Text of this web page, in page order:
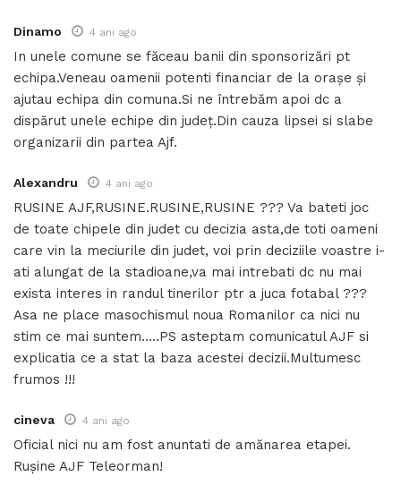
Dinamo 4 ani ago
In unele comune se făceau banii din sponsorizări pt
echipa.Veneau oamenii potenti financiar de la orașe și
ajutau echipa din comuna.Si ne întrebăm apoi dc a
dispărut unele echipe din județ.Din cauza lipsei si slabe
organizarii din partea Ajf.
Alexandru 4 ani ago
RUSINE AJF,RUSINE.RUSINE,RUSINE ??? Va bateti joc
de toate chipele din judet cu decizia asta,de toti oameni
care vin la meciurile din judet, voi prin deciziile voastre i-
ati alungat de la stadioane,va mai intrebati dc nu mai
exista interes in randul tinerilor ptr a juca fotabal ???
Asa ne place masochismul noua Romanilor ca nici nu
stim ce mai suntem…..PS asteptam comunicatul AJF si
explicatia ce a stat la baza acestei decizii.Multumesc
frumos !!!
cineva 4 ani ago
Oficial nici nu am fost anuntati de amănarea etapei.
Rușine AJF Teleorman!